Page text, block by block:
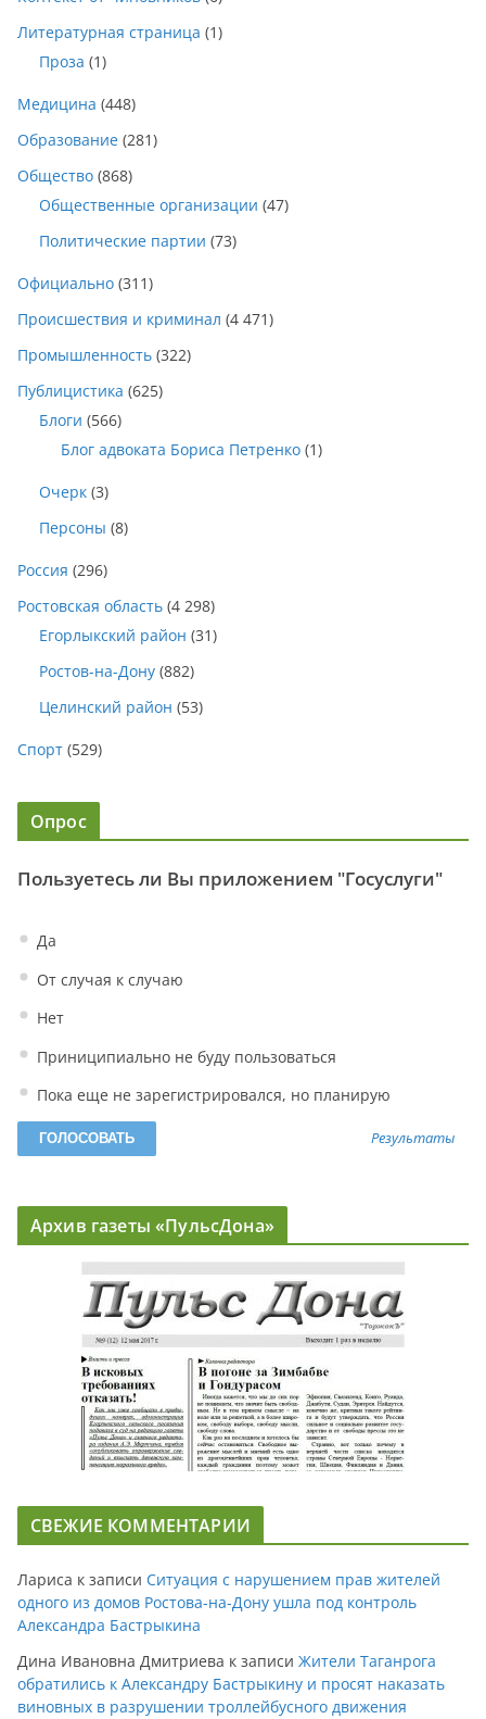
Литературная страница (1)
Проза (1)
Медицина (448)
Образование (281)
Общество (868)
Общественные организации (47)
Политические партии (73)
Официально (311)
Происшествия и криминал (4 471)
Промышленность (322)
Публицистика (625)
Блоги (566)
Блог адвоката Бориса Петренко (1)
Очерк (3)
Персоны (8)
Россия (296)
Ростовская область (4 298)
Егорлыкский район (31)
Ростов-на-Дону (882)
Целинский район (53)
Спорт (529)
Опрос
Пользуетесь ли Вы приложением "Госуслуги"
Да
От случая к случаю
Нет
Приниципиально не буду пользоваться
Пока еще не зарегистрировался, но планирую
Результаты
Архив газеты «ПульсДона»
СВЕЖИЕ КОММЕНТАРИИ
Лариса к записи Ситуация с нарушением прав жителей
одного из домов Ростова-на-Дону ушла под контроль
Александра Бастрыкина
Дина Ивановна Дмитриева к записи Жители Таганрога
обратились к Александру Бастрыкину и просят наказать
виновных в разрушении троллейбусного движения